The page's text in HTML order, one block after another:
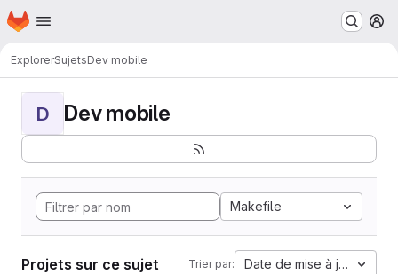
Passer au contenu principal
Page d'accueil
ExplorerSujetsDev mobile
D Dev mobile
Makefile
Projets sur ce sujet Trier par: Date de mise à jour